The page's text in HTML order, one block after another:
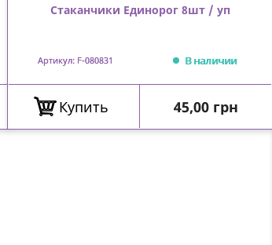
Стаканчики Единорог 8шт / уп
Артикул: F-080831 В наличии
Купить Цена
45,00 грн